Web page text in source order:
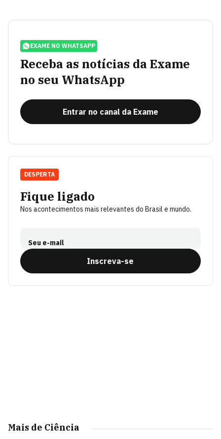
EXAME NO WHATSAPP
Receba as notícias da Exame
no seu WhatsApp
Entrar no canal da Exame
Fique ligado
Nos acontecimentos mais relevantes do Brasil e mundo.
Seu e-mail
Inscreva-se
DESPERTA
Mais de Ciência